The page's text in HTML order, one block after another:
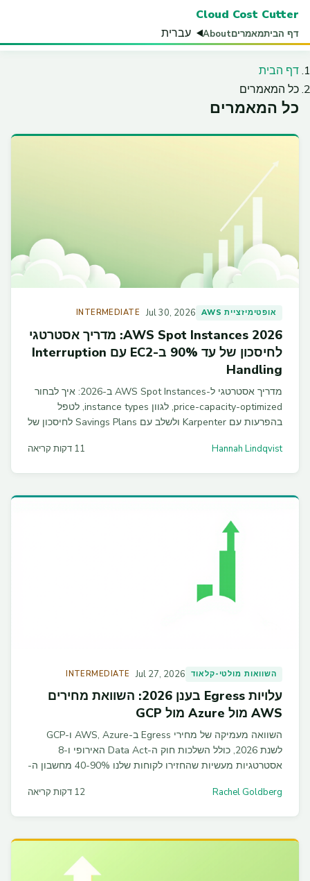
Cloud Cost Cutter
דף הביתמאמריםAbout עברית
דף הבית
כל המאמרים
כל המאמרים
אופטימיזציית AWS Jul 30, 2026
INTERMEDIATE
AWS Spot Instances 2026: מדריך אסטרטגי
לחיסכון של עד 90% ב-EC2 עם Interruption
Handling
מדריך אסטרטגי ל-AWS Spot Instances ב-2026: איך לבחור
price-capacity-optimized, לגוון instance types, לטפל
בהפרעות עם Karpenter ולשלב עם Savings Plans לחיסכון של
NodePool.
Hannah Lindqvist 11 דקות קריאה
השוואות מולטי-קלאוד Jul 27, 2026
INTERMEDIATE
עלויות Egress בענן 2026: השוואת מחירים
AWS מול Azure מול GCP
השוואה מעמיקה של מחירי Egress ב-AWS, Azure ו-GCP
לשנת 2026, כולל השלכות חוק ה-Data Act האירופי ו-8
אסטרטגיות מעשיות שהחזירו לקוחות שלנו 40-90% מחשבון ה-
Rachel Goldberg 12 דקות קריאה